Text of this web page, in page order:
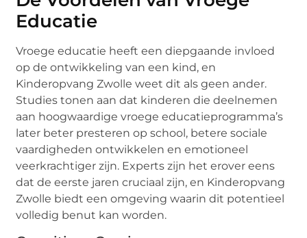
Educatie
Vroege educatie heeft een diepgaande invloed
op de ontwikkeling van een kind, en
Kinderopvang Zwolle weet dit als geen ander.
Studies tonen aan dat kinderen die deelnemen
aan hoogwaardige vroege educatieprogramma’s
later beter presteren op school, betere sociale
vaardigheden ontwikkelen en emotioneel
veerkrachtiger zijn. Experts zijn het erover eens
dat de eerste jaren cruciaal zijn, en Kinderopvang
Zwolle biedt een omgeving waarin dit potentieel
volledig benut kan worden.